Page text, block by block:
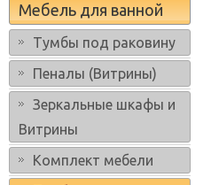
Мебель для ванной
Тумбы под раковину
Пеналы (Витрины)
Зеркальные шкафы и
Витрины
Комплект мебели